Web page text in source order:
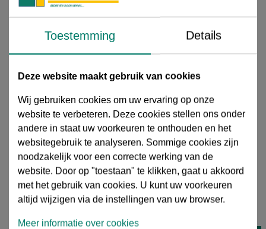
Bonfix Press Roodkoper Drinkwater
Insteekkoppeling, bu.dr.x insteek
12 Uitvoeringen
Artikelnummer
: 15402410
: 12 maanden
HS code
Kleur
: Roodkoper
Prijs eenheid per
: Stuk
Productsoort
: Insteekkoppeling
Volgens norm (en)
: DIN EN 1254-1, KIWA, DVGW
Meer informatie
Uw prijs excl. btw perstuk
€ 19,43 € 15,55
20% korting
15402410
Toestemming Details
Deze website maakt gebruik van cookies
Wij gebruiken cookies om uw ervaring op onze
website te verbeteren. Deze cookies stellen ons onder
andere in staat uw voorkeuren te onthouden en het
websitegebruik te analyseren. Sommige cookies zijn
noodzakelijk voor een correcte werking van de
website. Door op "toestaan" te klikken, gaat u akkoord
met het gebruik van cookies. U kunt uw voorkeuren
altijd wijzigen via de instellingen van uw browser.
Meer informatie over cookies